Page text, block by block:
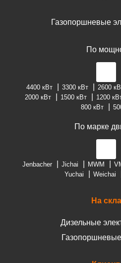
Газопоршневые
По
4400 кВт 3300 кВт 2600
2000 кВт
1500 кВт 1200
800 кВт
По марке
Jenbacher Jichai MWM
Yuchai
Weichai
На
Дизельные